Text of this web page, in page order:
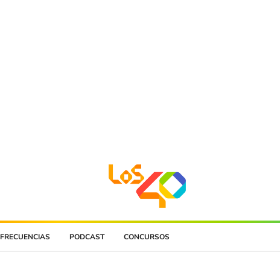
FRECUENCIAS PODCAST CONCURSOS